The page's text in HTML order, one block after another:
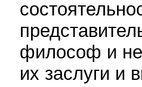
философ и не
их заслуги и